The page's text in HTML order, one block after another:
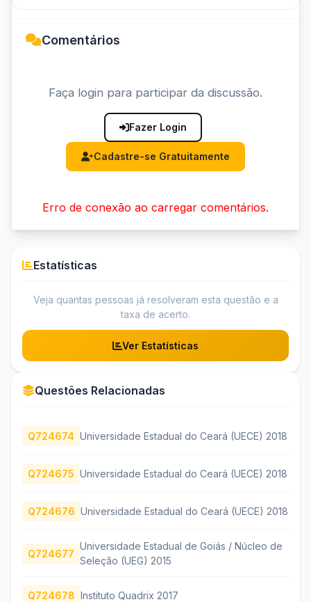
Comentários
Faça login para participar da discussão.
Fazer Login
Cadastre-se Gratuitamente
Erro de conexão ao carregar comentários.
Estatísticas
Veja quantas pessoas já resolveram esta questão e a
taxa de acerto.
Ver Estatísticas
Questões Relacionadas
Q724674 Universidade Estadual do Ceará (UECE) 2018
Q724675 Universidade Estadual do Ceará (UECE) 2018
Q724676 Universidade Estadual do Ceará (UECE) 2018
Q724677
Universidade Estadual de Goiás / Núcleo de
Seleção (UEG) 2015
Q724678 Instituto Quadrix 2017